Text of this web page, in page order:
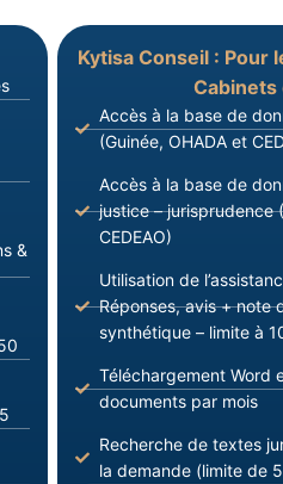
&
Kytisa Conseil : Pour
Cabinets
Accès à la base de
(Guinée, OHADA et
Accès à la base de
justice – jurisprudence
CEDEAO)
Utilisation de
Réponses, avis + note
synthétique – limite à
Téléchargement Word
documents par mois
Recherche de textes
la demande (limite de